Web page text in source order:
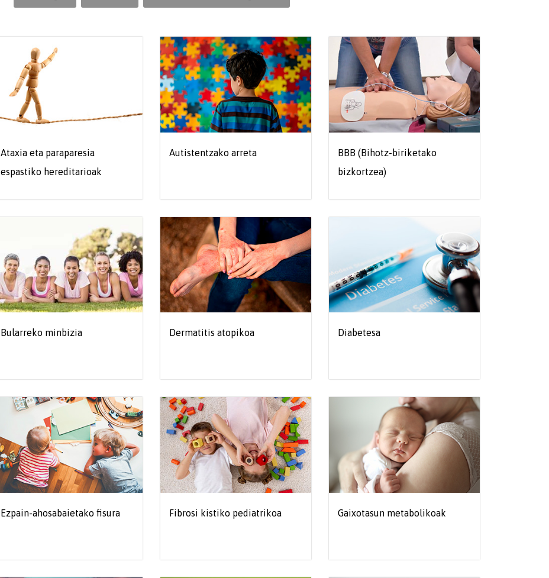
Ataxia eta paraparesia
espastiko hereditarioak
Autistentzako arreta
BBB (Bihotz-biriketako
bizkortzea)
Bularreko minbizia Dermatitis atopikoa Diabetesa
Ezpain-ahosabaietako fisura Fibrosi kistiko pediatrikoa Gaixotasun metabolikoak